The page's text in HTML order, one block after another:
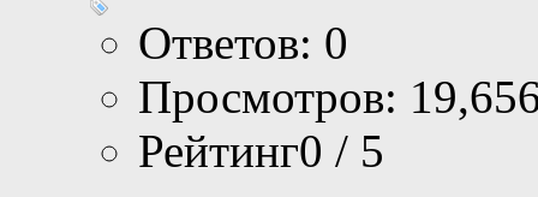
Ответов: 0
Просмотров:
Рейтинг0 / 5